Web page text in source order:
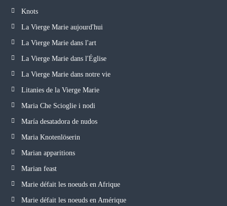
Knots
La Vierge Marie aujourd'hui
La Vierge Marie dans l'art
La Vierge Marie dans l'Église
La Vierge Marie dans notre vie
Litanies de la Vierge Marie
Maria Che Scioglie i nodi
María desatadora de nudos
Maria Knotenlöserin
Marian apparitions
Marian feast
Marie défait les noeuds en Afrique
Marie défait les noeuds en Amérique